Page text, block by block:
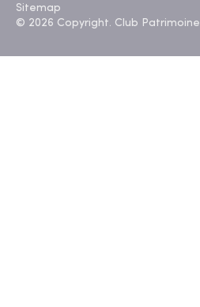
Sitemap
© 2026 Copyright. Club Patrimoine